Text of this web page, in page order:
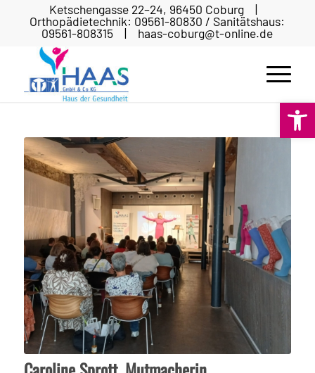
Ketschengasse 22–24, 96450 Coburg |
Orthopädietechnik: 09561-80830 / Sanitätshaus:
09561-808315 | haas-coburg@t-online.de